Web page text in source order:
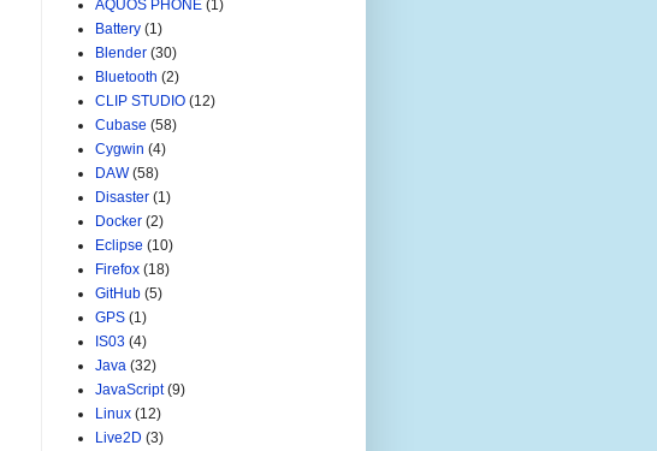
AQUOS PHONE (1)
Battery (1)
Blender (30)
Bluetooth (2)
CLIP STUDIO (12)
Cubase (58)
Cygwin (4)
DAW (58)
Disaster (1)
Docker (2)
Eclipse (10)
Firefox (18)
GitHub (5)
GPS (1)
IS03 (4)
Java (32)
JavaScript (9)
Linux (12)
Live2D (3)